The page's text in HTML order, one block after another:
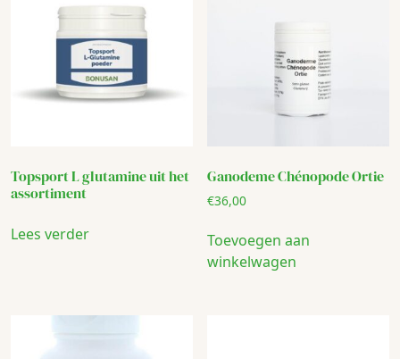
Topsport L glutamine uit het
assortiment
Lees verder
Ganodeme Chénopode Ortie
€36,00
Toevoegen aan
winkelwagen